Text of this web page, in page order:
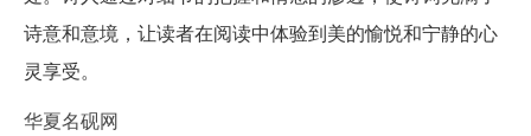
诗意和意境，让读者在阅读中体验到美的愉悦和宁静的心
灵享受。
华夏名砚网